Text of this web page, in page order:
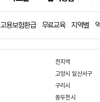
고용보험환급 무료교육 지역별
전지역
고양시 일산서구
구리시
동두천시